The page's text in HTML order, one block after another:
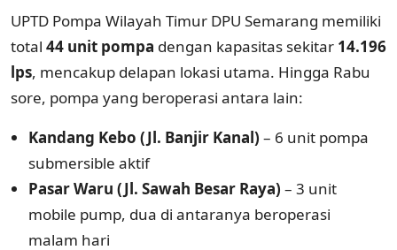
UPTD Pompa Wilayah Timur DPU Semarang memiliki
total 44 unit pompa dengan kapasitas sekitar 14.196
lps, mencakup delapan lokasi utama. Hingga Rabu
sore, pompa yang beroperasi antara lain:
Kandang Kebo (Jl. Banjir Kanal) – 6 unit pompa
submersible aktif
Pasar Waru (Jl. Sawah Besar Raya) – 3 unit
mobile pump, dua di antaranya beroperasi
malam hari